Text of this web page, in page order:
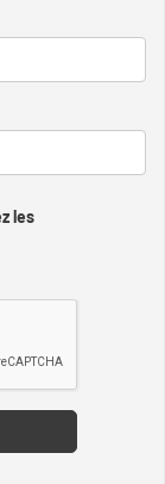
les